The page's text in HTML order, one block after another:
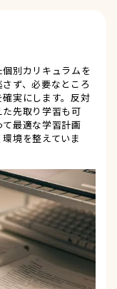
別カリキュラムを
ず、必要なところ
実にします。反対
先取り学習も可
最適な学習計画
境を整えていま